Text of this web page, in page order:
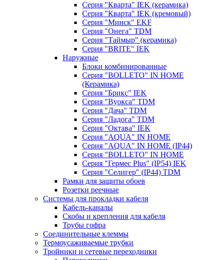
Серия "Кварта" IEK (керамика)
Серия "Кварта" IEK (кремовый)
Серия "Минск" EKF
Серия "Онега" TDM
Серия "Таймыр" (керамика)
Серия "BRITE" IEK
Наружные
Блоки комбинированные
Серия "BОLLETO" IN HOME
(Керамика)
Серия "Брикс" IEK
Серия "Вуокса" TDM
Серия "Дача" TDM
Серия "Ладога" TDM
Серия "Октава" IEK
Серия "AQUA" IN HOME
Серия "AQUA" IN HOME (IP44)
Серия "BОLLETO" IN HOME
Серия "Гермес Plus" (IP54) IEK
Серия "Селигер" (IP44) TDM
Рамки для защиты обоев
Розетки реечные
Системы для прокладки кабеля
Кабель-каналы
Скобы и крепления для кабеля
Трубы гофра
Соединительные клеммы
Термоусаживаемые трубки
Тройники и сетевые переходники